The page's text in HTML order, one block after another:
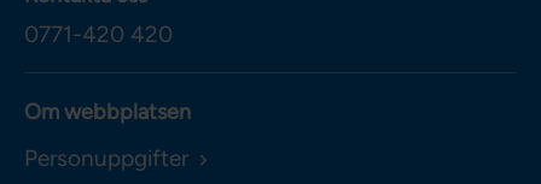
0771-420 420
Om webbplatsen
Personuppgifter